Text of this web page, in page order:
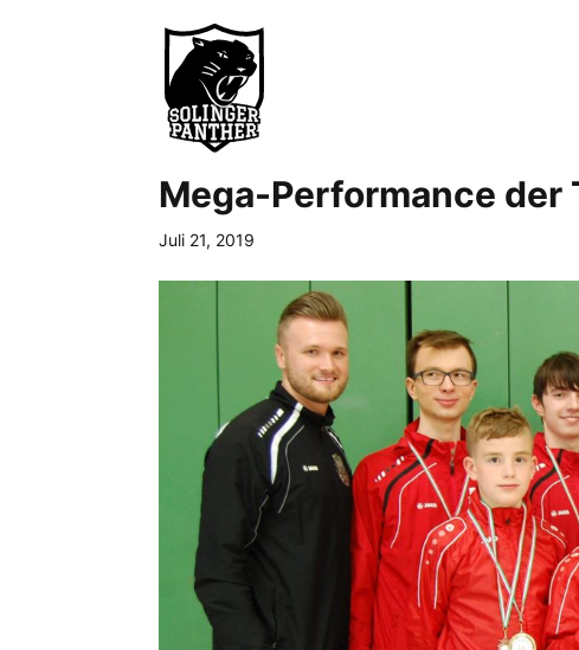
Mega-Performance der
Juli 21, 2019